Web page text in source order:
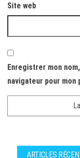
Site web
Enregistrer mon
navigateur pour mon
ARTICLES